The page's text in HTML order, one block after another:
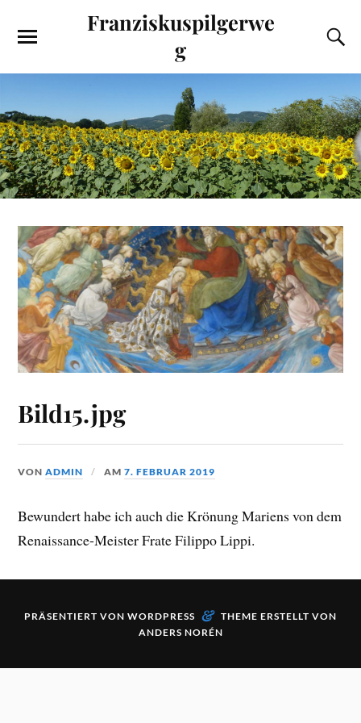
Franziskuspilgerwe
g
Bild15.jpg
VONADMIN AM7. FEBRUAR 2019
Bewundert habe ich auch die Krönung Mariens von dem
Renaissance-Meister Frate Filippo Lippi.
PRÄSENTIERT VON WORDPRESS & THEME ERSTELLT VON
ANDERS NORÉN